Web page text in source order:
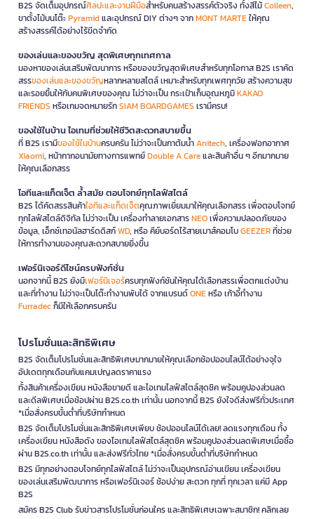
B2S จัดเต็มอุปกรณ์ศิลปะและงานฝีมือสำหรับคนสร้างสรรค์ตัวจริง ทั้งสีไม้Colleen,
ขาตั้งไม้บนโต๊ะPyramidและอุปกรณ์ DIY ต่างๆ จากMONT MARTEให้คุณ
สร้างสรรค์ได้อย่างไร้ขีดจำกัด
ของเล่นและของขวัญ สุดพิเศษทุกเทศกาล
มองหาของเล่นเสริมพัฒนาการ หรือของขวัญสุดพิเศษสำหรับทุกโอกาส B2S เราคัด
สรรของเล่นและของขวัญหลากหลายสไตล์ เหมาะสำหรับทุกเพศทุกวัย สร้างความสุข
และรอยยิ้มให้กับคนพิเศษของคุณ ไม่ว่าจะเป็น กระเป๋าเก็บอุณหภูมิKAKAO
FRIENDS หรือเกมจดหมายรักSIAM BOARDGAMES เรามีครบ!
ของใช้ในบ้าน ไอเทมที่ช่วยให้ชีวิตสะดวกสบายขึ้น
ที่ B2S เรามีของใช้ในบ้านครบครัน ไม่ว่าจะเป็นกาต้มน้ำAnitech, เครื่องฟอกอากาศ
Xiaomi, หน้ากากอนามัยทางการแพทย์Double A Careและสินค้าอื่น ๆ อีกมากมาย
ให้คุณเลือกสรร
ไอทีและแก็ดเจ็ต ล้ำสมัย ตอบโจทย์ทุกไลฟ์สไตล์
B2S ได้คัดสรรสินค้าไอทีและแก็ดเจ็ตคุณภาพเยี่ยมมาให้คุณเลือกสรร เพื่อตอบโจทย์
ทุกไลฟ์สไตล์ดิจิทัล ไม่ว่าจะเป็น เครื่องทำลายเอกสารNEOเพื่อความปลอดภัยของ
ข้อมูล, เอ็กซ์เทอนัลฮาร์ดดิสก์WD, หรือ คีย์บอร์ดไร้สายเมาส์คอมโบGEEZERที่ช่วย
ให้การทำงานของคุณสะดวกสบายยิ่งขึ้น
เฟอร์นิเจอร์ดีไซน์ครบฟังก์ชั่น
นอกจากนี้ B2S ยังมีเฟอร์นิเจอร์ครบทุกฟังก์ชันให้คุณได้เลือกสรรเพื่อตกแต่งบ้าน
และที่ทำงาน ไม่ว่าจะเป็นโต๊ะทำงานพับได้ จากแบรนด์ONEหรือ เก้าอี้ทำงาน
Furradecก็มีให้เลือกครบครัน
โปรโมชั่นและสิทธิพิเศษ
B2S จัดเต็มโปรโมชั่นและสิทธิพิเศษมากมายให้คุณเลือกช้อปออนไลน์ได้อย่างจุใจ
อัปเดตทุกเดือนกับแคมเปญลดราคาแรง
ทั้งสินค้าเครื่องเขียน หนังสือขายดี และไอเทมไลฟ์สไตล์สุดชิค พร้อมคูปองส่วนลด
และดีลพิเศษเมื่อช้อปผ่าน B2S.co.th เท่านั้น นอกจากนี้ B2S ยังใจดีส่งฟรีทั่วประเทศ
*เมื่อสั่งครบขั้นต่ำที่บริษัทกำหนด
B2S จัดเต็มโปรโมชั่นและสิทธิพิเศษเพียบ ช้อปออนไลน์ได้เลย! ลดแรงทุกเดือน ทั้ง
เครื่องเขียน หนังสือดัง ของไอเทมไลฟ์สไตล์สุดชิค พร้อมคูปองส่วนลดพิเศษเมื่อซื้อ
ผ่าน B2S.co.th เท่านั้น และส่งฟรีทั่วไทย *เมื่อสั่งครบขั้นต่ำที่บริษัทกำหนด
B2S มีทุกอย่างตอบโจทย์ทุกไลฟ์สไตล์ ไม่ว่าจะเป็นอุปกรณ์อ่านเขียน เครื่องเขียน
ของเล่นเสริมพัฒนาการ หรือเฟอร์นิเจอร์ ช้อปง่าย สะดวก ทุกที่ ทุกเวลา แค่มี App
B2S
สมัคร B2S Club รับข่าวสารโปรโมชั่นก่อนใคร และสิทธิพิเศษเฉพาะสมาชิก! คลิกเลย